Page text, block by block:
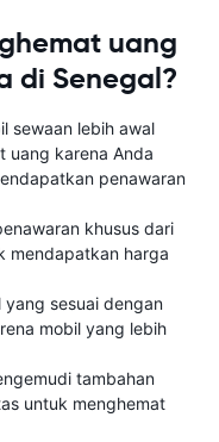
uang
di Senegal?
sewaan lebih awal
uang karena Anda
penawaran
khusus dari
mendapatkan harga
yang sesuai dengan
mobil yang lebih
tambahan
untuk menghemat